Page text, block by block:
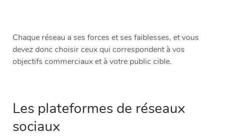
Chaque réseau a ses forces et ses faiblesses, et vous
devez donc choisir ceux qui correspondent à vos
objectifs commerciaux et à votre public cible.
Les plateformes de réseaux
sociaux